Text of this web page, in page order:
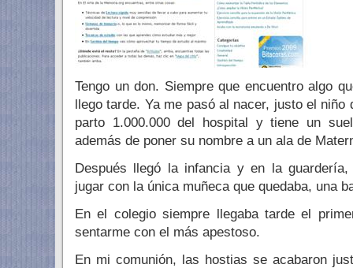
Tengo un don. Siempre que encuentro algo
llego tarde. Ya me pasó al nacer, justo el niño
parto 1.000.000 del hospital y tiene un
además de poner su nombre a un ala de
Después llegó la infancia y en la
jugar con la única muñeca que quedaba, una
En el colegio siempre llegaba tarde el
sentarme con el más apestoso.
En mi comunión, las hostias se acabaron